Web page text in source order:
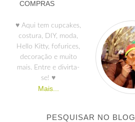
COMPRAS
♥ Aqui tem cupcakes,
costura, DIY, moda,
Hello Kitty, fofurices,
decoração e muito
mais. Entre e divirta-
se! ♥
Mais...
PESQUISAR NO BLOG